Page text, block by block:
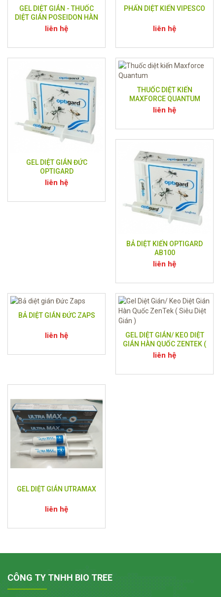
GEL DIỆT GIÁN - THUỐC
DIỆT GIÁN POSEIDON HÀN
QUỐC ( SIÊU DIỆT GIÁN )
liên hệ
PHẤN DIỆT KIẾN VIPESCO
liên hệ
GEL DIỆT GIÁN ĐỨC
OPTIGARD
liên hệ
THUỐC DIỆT KIẾN
MAXFORCE QUANTUM
liên hệ
BẢ DIỆT KIẾN OPTIGARD
AB100
liên hệ
BẢ DIỆT GIÁN ĐỨC ZAPS
liên hệ
GEL DIỆT GIÁN/ KEO DIỆT
GIÁN HÀN QUỐC ZENTEK (
SIÊU DIỆT GIÁN )
liên hệ
GEL DIỆT GIÁN UTRAMAX
liên hệ
CÔNG TY TNHH BIO TREE